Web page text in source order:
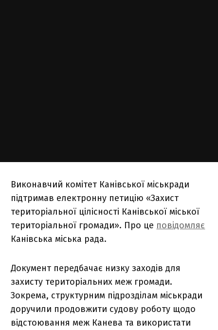
Виконавчий комітет Канівської міськради
підтримав електронну петицію «Захист
територіальної цілісності Канівської міської
територіальної громади». Про це повідомляє
Канівська міська рада.
Документ передбачає низку заходів для
захисту територіальних меж громади.
Зокрема, структурним підрозділам міськради
доручили продовжити судову роботу щодо
відстоювання меж Канева та використати